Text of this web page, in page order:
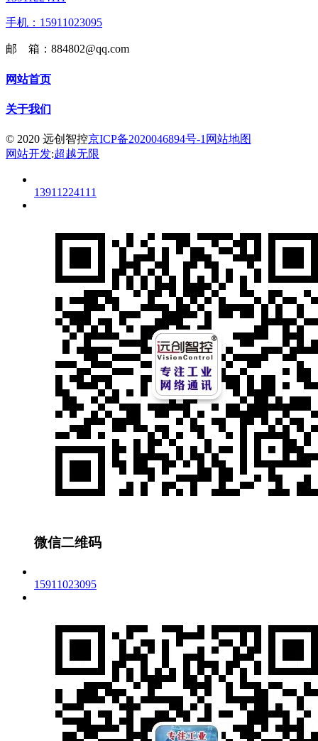
手机：15911023095
邮 箱：884802@qq.com
网站首页
关于我们
© 2020 远创智控京ICP备2020046894号-1 网站地图
网站开发:超越无限
13911224111
微信二维码
15911023095